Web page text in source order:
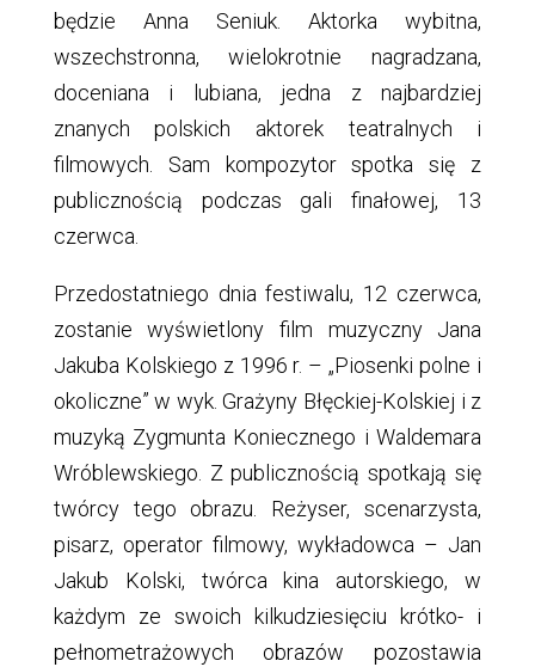
będzie Anna Seniuk. Aktorka wybitna,
wszechstronna, wielokrotnie nagradzana,
doceniana i lubiana, jedna z najbardziej
znanych polskich aktorek teatralnych i
filmowych. Sam kompozytor spotka się z
publicznością podczas gali finałowej, 13
czerwca.
Przedostatniego dnia festiwalu, 12 czerwca,
zostanie wyświetlony film muzyczny Jana
Jakuba Kolskiego z 1996 r. – „Piosenki polne i
okoliczne” w wyk. Grażyny Błęckiej-Kolskiej i z
muzyką Zygmunta Koniecznego i Waldemara
Wróblewskiego. Z publicznością spotkają się
twórcy tego obrazu. Reżyser, scenarzysta,
pisarz, operator filmowy, wykładowca – Jan
Jakub Kolski, twórca kina autorskiego, w
każdym ze swoich kilkudziesięciu krótko- i
pełnometrażowych obrazów pozostawia